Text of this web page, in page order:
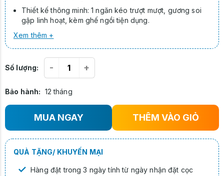
Thiết kế thông minh: 1 ngăn kéo trượt mượt, gương soi
gập linh hoạt, kèm ghế ngồi tiện dụng.
Xem thêm +
Số lượng: - +
Bảo hành: 12 tháng
MUA NGAY THÊM VÀO GIỎ
QUÀ TẶNG/ KHUYẾN MẠI
✓ Hàng đặt trong 3 ngày tính từ ngày nhận đặt cọc